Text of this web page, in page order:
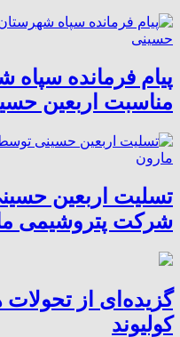
پیام فرمانده سپاه
مناسبت اربعین
تسلیت اربعین
شرکت پتروشیمی
گزیده‌ای از تحولات
کولیوند